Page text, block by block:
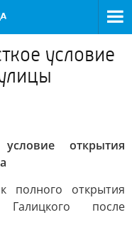
условие
открытия
полного открытия
Галицкого после